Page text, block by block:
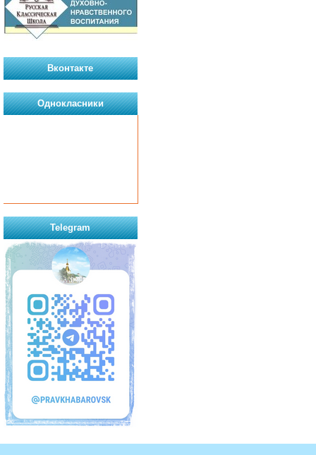
Вконтакте
Однокласники
Telegram